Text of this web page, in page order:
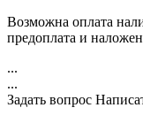
Возможна оплата
предоплата и
...
...
Задать вопрос